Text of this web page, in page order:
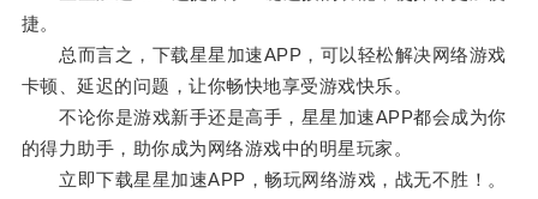
捷。
总而言之，下载星星加速APP，可以轻松解决网络游戏
卡顿、延迟的问题，让你畅快地享受游戏快乐。
不论你是游戏新手还是高手，星星加速APP都会成为你
的得力助手，助你成为网络游戏中的明星玩家。
立即下载星星加速APP，畅玩网络游戏，战无不胜！。